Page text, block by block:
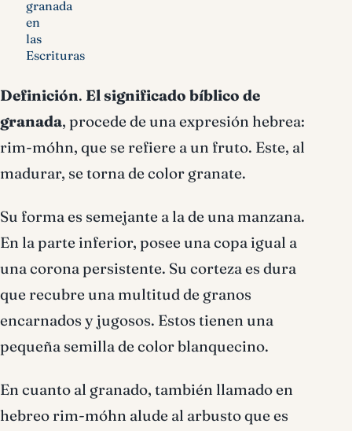
granada
en
las
Escrituras
Definición. El significado bíblico de
granada, procede de una expresión hebrea:
rim-móhn, que se refiere a un fruto. Este, al
madurar, se torna de color granate.
Su forma es semejante a la de una manzana.
En la parte inferior, posee una copa igual a
una corona persistente. Su corteza es dura
que recubre una multitud de granos
encarnados y jugosos. Estos tienen una
pequeña semilla de color blanquecino.
En cuanto al granado, también llamado en
hebreo rim-móhn alude al arbusto que es